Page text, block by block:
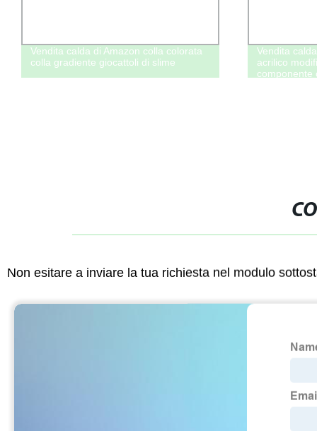
Vendita calda di Amazon colla colorata
colla gradiente giocattoli di slime
Vendita
acrilico
componente
Non esitare a inviare la tua richiesta nel modulo